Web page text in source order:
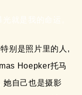
别是照片里的人,
Hoepker托马
她自己也是摄影